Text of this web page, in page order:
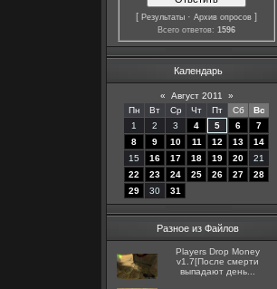
[ Результаты · Архив опросов ]
Всего ответов: 1596
Календарь
« Август 2011
»
Пн
Вт Ср Чт Пт Сб
Вс
1
2 3 4 5 6
7
8
9 10 11 12 13
14
15
16 17 18 19 20
21
22
23 24 25 26 27
28
29
30 31
Разное из Файлов
Players Drop Money
v1.7[После смерти
выпадают день...